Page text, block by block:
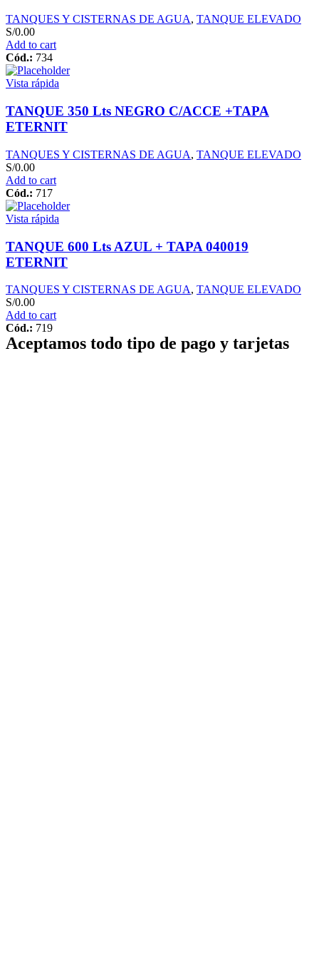
TANQUES Y CISTERNAS DE AGUA, TANQUE ELEVADO
S/0.00
Add to cart
Cód.: 734
Vista rápida
TANQUE 350 Lts NEGRO C/ACCE +TAPA
ETERNIT
TANQUES Y CISTERNAS DE AGUA, TANQUE ELEVADO
S/0.00
Add to cart
Cód.: 717
Vista rápida
TANQUE 600 Lts AZUL + TAPA 040019
ETERNIT
TANQUES Y CISTERNAS DE AGUA, TANQUE ELEVADO
S/0.00
Add to cart
Cód.: 719
Aceptamos todo tipo de pago y tarjetas